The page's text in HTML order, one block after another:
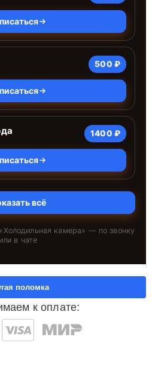
500 ₽
1400 ₽
всё
Холодильная камера» — по звонку
или в чате
к оплате:
поломка